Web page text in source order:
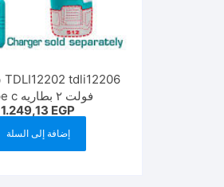
فولت ٢ بطاريه type c
1.249,13 EGP
إضافة إلى السلة